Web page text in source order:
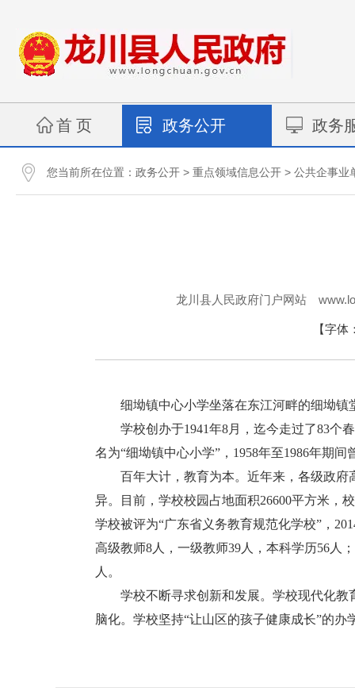
首 页 政务公开 政务
您当前所在位置： 政务公开 > 重点领域信息公开 > 公共企事业
龙川县人民政府门户网站
【字体
细坳镇中心小学坐落在东江河畔的细坳镇
学校创办于1941年8月，迄今走过了83个春
名为“细坳镇中心小学”，1958年至1986年期
百年大计，教育为本。近年来，各级政府
异。目前，学校校园占地面积26600平方米，
学校被评为“广东省义务教育规范化学校”，
高级教师8人，一级教师39人，本科学历56人
人。
学校不断寻求创新和发展。学校现代化教
脑化。学校坚持“让山区的孩子健康成长”的